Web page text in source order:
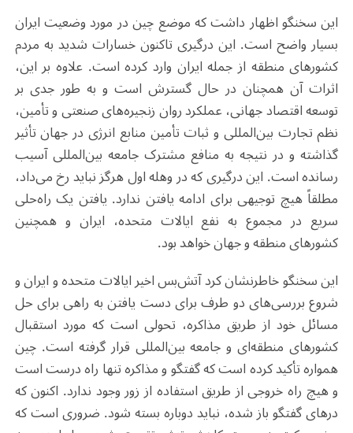
این سخنگو اظهار داشت که موضع چین در مورد وضعیت ایران
بسیار واضح است. این درگیری تاکنون خسارات شدید به مردم
کشورهای منطقه از جمله ایران وارد کرده است. علاوه بر این،
اثرات آن همچنان در حال گسترش است و به طور جدی بر
توسعه اقتصاد جهانی، عملکرد روان زنجیره‌های صنعتی و تأمین،
نظم تجارت بین‌المللی و ثبات تأمین منابع انرژی در جهان تأثیر
گذاشته و در نتیجه به منافع مشترک جامعه بین‌المللی آسیب
رسانده است. این درگیری که در وهله اول هرگز نباید رخ می‌داد،
مطلقاً هیچ توجیهی برای ادامه یافتن ندارد. یافتن یک راه‌‌حلی
سریع در مجموع به نفع ایالات متحده، ایران و همچنین
کشورهای منطقه و جهان خواهد بود.
این سخنگو خاطرنشان کرد آتش‌بس اخیر ایالات متحده و ایران و
شروع بررسی‌های دو طرف برای دست یافتن به راهی برای حل
مسائل خود از طریق مذاکره، تحولی است که مورد استقبال
کشورهای منطقه‌ای و جامعه بین‌المللی قرار گرفته است. چین
همواره تأکید کرده است که گفتگو و مذاکره تنها راه درست است
و هیچ راه خروجی از طریق استفاده از زور وجود ندارد. اکنون که
درهای گفتگو باز شده، نباید دوباره بسته شود. ضروری است که